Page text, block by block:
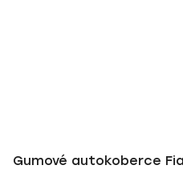
Gumové autokoberce